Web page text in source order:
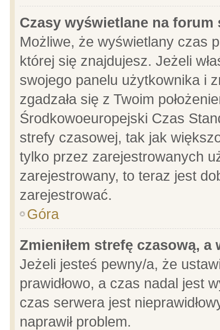
Czasy wyświetlane na forum
Możliwe, że wyświetlany czas
której się znajdujesz. Jeżeli
swojego panelu użytkownika i
zgadzała się z Twoim
Środkowoeuropejski Czas
strefy czasowej, tak jak
tylko przez zarejestrowanych
zarejestrowany, to teraz jest
zarejestrować.
Góra
Zmieniłem strefę czasową,
Jeżeli jesteś pewny/a, że
prawidłowo, a czas nadal jest
czas serwera jest
naprawił problem.